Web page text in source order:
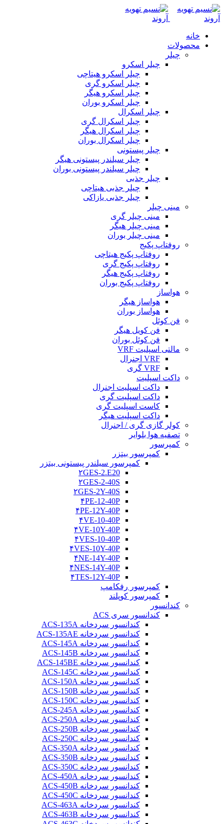
خانه
محصولات
چیلر
چیلر اسکرو
چیلر اسکرو هیتاچی
چیلر اسکرو گری
چیلر اسکرو هیگر
چیلر اسکرو بوران
چیلر اسکرال
چیلر اسکرال گری
چیلر اسکرال هیگر
چیلر اسکرال بوران
چیلر پیستونی
چیلر سیلندر پیستونی هیگر
چیلر سیلندر پیستونی بوران
چیلر جذبی
چیلر جذبی هیتاچی
چیلر جذبی یازاکی
مینی چیلر
مینی چیلر گری
مینی چیلر هیگر
مینی چیلر بوران
روفتاپ پکیج
روفتاپ پکیج هیتاچی
روفتاپ پکیج گری
روفتاپ پکیج هیگر
روفتاپ پکیج بوران
هواساز
هواساز هیگر
هواساز بوران
فن کوئل
فن کویل هیگر
فن کوئل بوران
مالتی اسپلیت VRF
VRF اجنرال
VRF گری
داکت اسپلیت
داکت اسپلیت اجنرال
داکت اسپلیت گری
کاست اسپلیت گری
داکت اسپلیت هیگر
کولر گازی گری / اجنرال
تصفیه هوا بلوایر
کمپرسور
کمپرسور بیتزر
کمپرسور سیلندر پیستونی بیتزر
۲GES-2.E20
۲GES-2-40S
۲GES-2Y-40S
۴PE-12-40P
۴PE-12Y-40P
۴VE-10-40P
۴VE-10Y-40P
۴VES-10-40P
۴VES-10Y-40P
۴NE-14Y-40P
۴NES-14Y-40P
۴TES-12Y-40P
کمپرسور رفکامپ
کمپرسور کوپلند
کندانسور
کندانسور سری ACS
کندانسور سردخانه ACS-135A
کندانسور سردخانه ACS-135AE
کندانسور سردخانه ACS-145A
کندانسور سردخانه ACS-145B
کندانسور سردخانه ACS-145BE
کندانسور سردخانه ACS-145C
کندانسور سردخانه ACS-150A
کندانسور سردخانه ACS-150B
کندانسور سردخانه ACS-150C
کندانسور سردخانه ACS-245A
کندانسور سردخانه ACS-250A
کندانسور سردخانه ACS-250B
کندانسور سردخانه ACS-250C
کندانسور سردخانه ACS-350A
کندانسور سردخانه ACS-350B
کندانسور سردخانه ACS-350C
کندانسور سردخانه ACS-450A
کندانسور سردخانه ACS-450B
کندانسور سردخانه ACS-450C
کندانسور سردخانه ACS-463A
کندانسور سردخانه ACS-463B